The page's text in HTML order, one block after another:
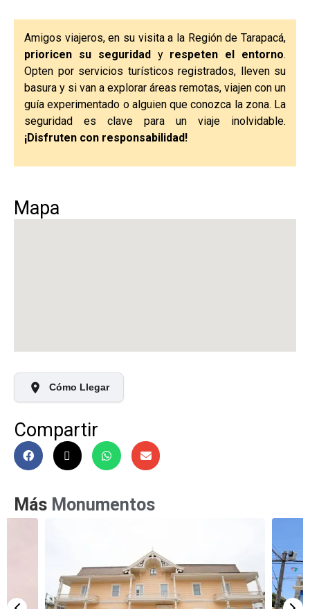
Amigos viajeros, en su visita a la Región de Tarapacá,
prioricen su seguridady respeten el entorno.
Opten por servicios turísticos registrados, lleven su
basura y si van a explorar áreas remotas, viajen con un
guía experimentado o alguien que conozca la zona. La
seguridad es clave para un viaje inolvidable.
¡Disfruten con responsabilidad!
Mapa
Cómo Llegar
Compartir
Más Monumentos